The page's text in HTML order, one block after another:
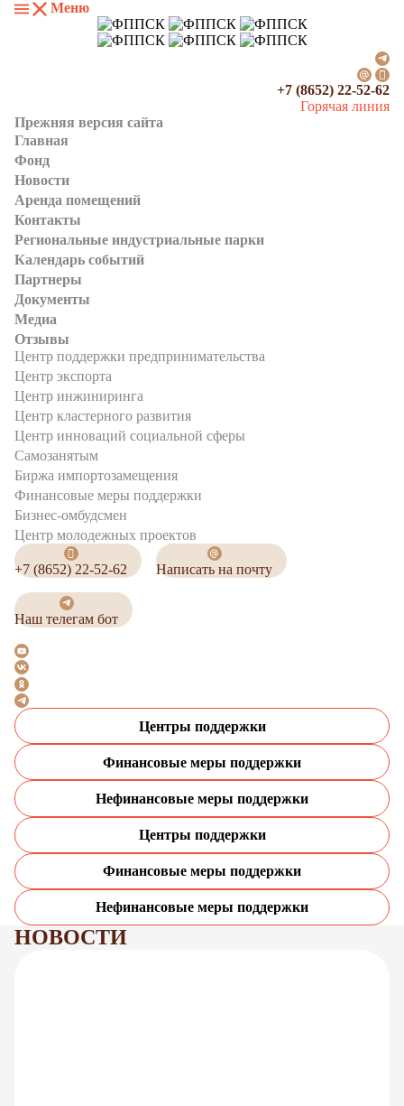
Меню
+7 (8652) 22-52-62
Горячая линия
Прежняя версия сайта
Главная
Фонд
Новости
Аренда помещений
Контакты
Региональные индустриальные парки
Календарь событий
Партнеры
Документы
Медиа
Отзывы
Центр поддержки предпринимательства
Центр экспорта
Центр инжиниринга
Центр кластерного развития
Центр инноваций социальной сферы
Cамозанятым
Биржа импортозамещения
Финансовые меры поддержки
Бизнес-омбудсмен
Центр молодежных проектов
+7 (8652) 22-52-62 Написать на почту
Наш телегам бот
Центры поддержки
Финансовые меры поддержки
Нефинансовые меры поддержки
Центры поддержки
Финансовые меры поддержки
Нефинансовые меры поддержки
НОВОСТИ